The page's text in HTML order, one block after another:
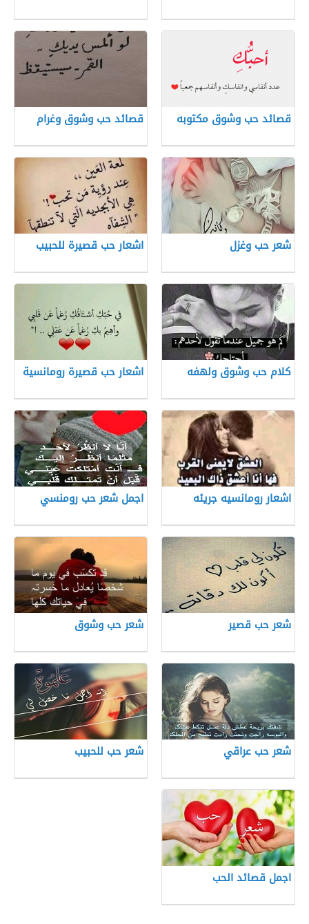
قصائد حب وشوق مكتوبه قصائد حب وشوق وغرام
شعر حب وغزل اشعار حب قصيرة للحبيب
كلام حب وشوق ولهفه اشعار حب قصيرة رومانسية
اشعار رومانسيه جريئه اجمل شعر حب رومنسي
شعر حب قصير شعر حب وشوق
شعر حب عراقي شعر حب للحبيب
اجمل قصائد الحب